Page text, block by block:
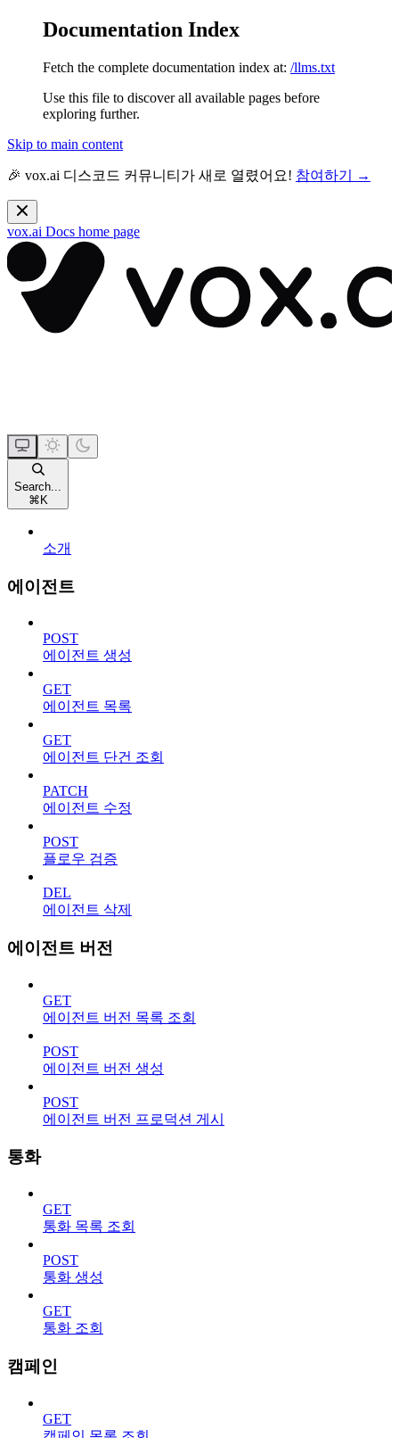
Documentation Index
Fetch the complete documentation index at: /llms.txt
Use this file to discover all available pages before
exploring further.
Skip to main content
🎉 vox.ai 디스코드 커뮤니티가 새로 열렸어요! 참여하기 →
vox.ai Docs home page
Search...
⌘ K
소개
에이전트
POST
에이전트 생성
GET
에이전트 목록
GET
에이전트 단건 조회
PATCH
에이전트 수정
POST
플로우 검증
DEL
에이전트 삭제
에이전트 버전
GET
에이전트 버전 목록 조회
POST
에이전트 버전 생성
POST
에이전트 버전 프로덕션 게시
통화
GET
통화 목록 조회
POST
통화 생성
GET
통화 조회
캠페인
GET